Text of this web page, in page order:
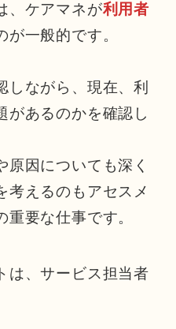
、ケアマネが利用者
が一般的です。
しながら、現在、利
があるのかを確認し
原因についても深く
考えるのもアセスメ
要な仕事です。
は、サービス担当者